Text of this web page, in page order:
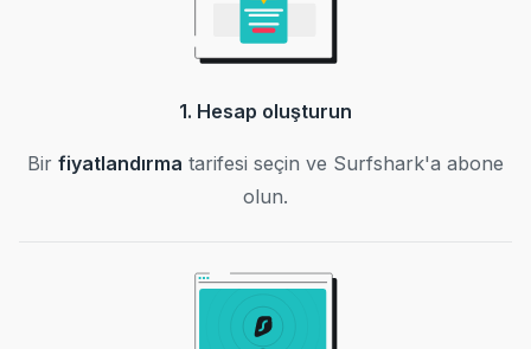
1. Hesap oluşturun
Birfiyatlandırma tarifesi seçin ve Surfshark'a abone
olun.